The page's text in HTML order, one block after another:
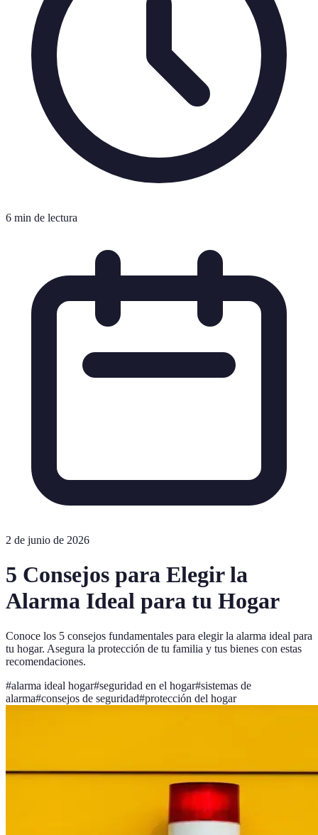
6 min de lectura
2 de junio de 2026
5 Consejos para Elegir la
Alarma Ideal para tu Hogar
Conoce los 5 consejos fundamentales para elegir la alarma ideal para
tu hogar. Asegura la protección de tu familia y tus bienes con estas
recomendaciones.
#alarma ideal hogar#seguridad en el hogar#sistemas de
alarma#consejos de seguridad#protección del hogar